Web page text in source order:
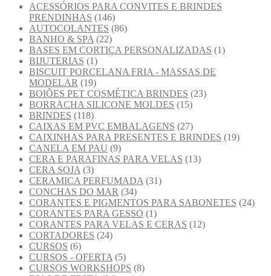
ACESSÓRIOS PARA CONVITES E BRINDES
PRENDINHAS (146)
AUTOCOLANTES (86)
BANHO & SPA (22)
BASES EM CORTIÇA PERSONALIZADAS (1)
BIJUTERIAS (1)
BISCUIT PORCELANA FRIA - MASSAS DE
MODELAR (19)
BOIÕES PET COSMÉTICA BRINDES (23)
BORRACHA SILICONE MOLDES (15)
BRINDES (118)
CAIXAS EM PVC EMBALAGENS (27)
CAIXINHAS PARA PRESENTES E BRINDES (19)
CANELA EM PAU (9)
CERA E PARAFINAS PARA VELAS (13)
CERA SOJA (3)
CERAMICA PERFUMADA (31)
CONCHAS DO MAR (34)
CORANTES E PIGMENTOS PARA SABONETES (24)
CORANTES PARA GESSO (1)
CORANTES PARA VELAS E CERAS (12)
CORTADORES (24)
CURSOS (6)
CURSOS - OFERTA (5)
CURSOS WORKSHOPS (8)